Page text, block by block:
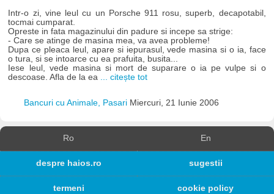
Intr-o zi, vine leul cu un Porsche 911 rosu, superb, decapotabil,
tocmai cumparat.
Opreste in fata magazinului din padure si incepe sa strige:
- Care se atinge de masina mea, va avea probleme!
Dupa ce pleaca leul, apare si iepurasul, vede masina si o ia, face
o tura, si se intoarce cu ea prafuita, busita...
Iese leul, vede masina si mort de suparare o ia pe vulpe si o
descoase. Afla de la ea
... citește tot
Bancuri cu Animale, Pasari Miercuri, 21 Iunie 2006
Ro En
despre haios.ro sugestii
termeni cookie policy